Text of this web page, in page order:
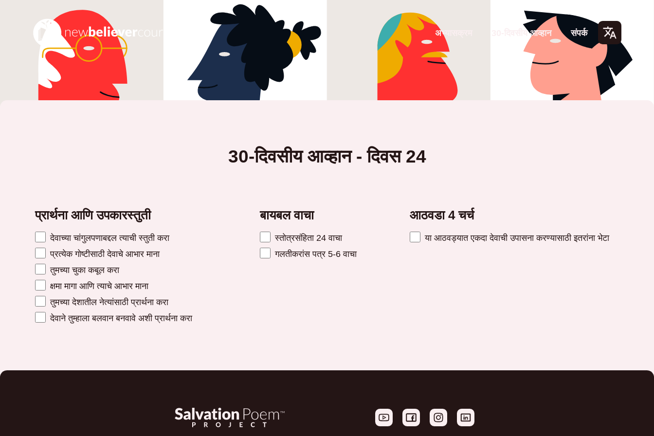
Lang
uage
अभ्यासक्रम 30-दिवसीय आव्हान संपर्क
30-दिवसीय आव्हान - दिवस 24
प्रार्थना आणि उपकारस्तुती
देवाच्या चांगुलपणाबद्दल त्याची स्तुती करा
प्रत्येक गोष्टीसाठी देवाचे आभार माना
तुमच्या चुका कबूल करा
क्षमा मागा आणि त्याचे आभार माना
तुमच्या देशातील नेत्यांसाठी प्रार्थना करा
देवाने तुम्हाला बलवान बनवावे अशी प्रार्थना करा
बायबल वाचा
स्तोत्रसंहिता 24 वाचा
गलतीकरांस पत्र 5-6 वाचा
आठवडा 4 चर्च
या आठवड्यात एकदा देवाची उपासना करण्यासाठी इतरांना भेटा